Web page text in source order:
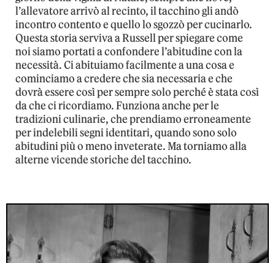
l’allevatore arrivò al recinto, il tacchino gli andò
incontro contento e quello lo sgozzò per cucinarlo.
Questa storia serviva a Russell per spiegare come
noi siamo portati a confondere l’abitudine con la
necessità. Ci abituiamo facilmente a una cosa e
cominciamo a credere che sia necessaria e che
dovrà essere così per sempre solo perché è stata così
da che ci ricordiamo. Funziona anche per le
tradizioni culinarie, che prendiamo erroneamente
per indelebili segni identitari, quando sono solo
abitudini più o meno inveterate. Ma torniamo alla
alterne vicende storiche del tacchino.